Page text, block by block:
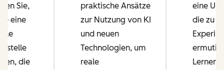
Sie,
eine
die
praktische Ansätze
zur Nutzung von KI
und neuen
Technologien, um
reale
eine
die zu
Lernen